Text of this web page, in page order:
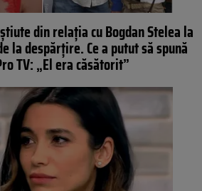
din relația cu Bogdan Stelea la
la despărțire. Ce a putut să spună
TV: „El era căsătorit”